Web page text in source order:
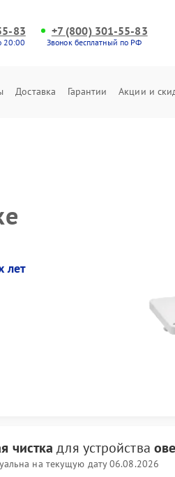
83
20:00
+7 (800) 301-55-83
Звонок бесплатный по РФ
Доставка Гарантии Акции и
лет
чистка для устройства
на текущую дату 06.08.2026